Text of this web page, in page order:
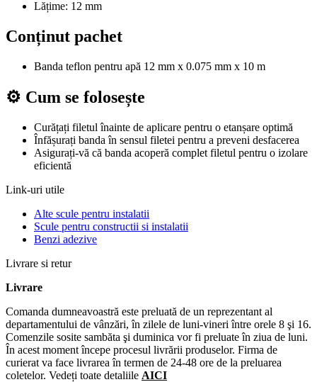
Lățime: 12 mm
Conținut pachet
Banda teflon pentru apă 12 mm x 0.075 mm x 10 m
⚙️ Cum se folosește
Curățați filetul înainte de aplicare pentru o etanșare optimă
Înfășurați banda în sensul filetei pentru a preveni desfacerea
Asigurați-vă că banda acoperă complet filetul pentru o izolare
eficientă
Link-uri utile
Alte scule pentru instalatii
Scule pentru constructii si instalatii
Benzi adezive
Livrare si retur
Livrare
Comanda dumneavoastră este preluată de un reprezentant al
departamentului de vânzări, în zilele de luni-vineri între orele 8 şi 16.
Comenzile sosite sambăta şi duminica vor fi preluate în ziua de luni.
În acest moment începe procesul livrării produselor. Firma de
curierat va face livrarea în termen de 24-48 ore de la preluarea
coletelor. Vedeți toate detaliile AICI